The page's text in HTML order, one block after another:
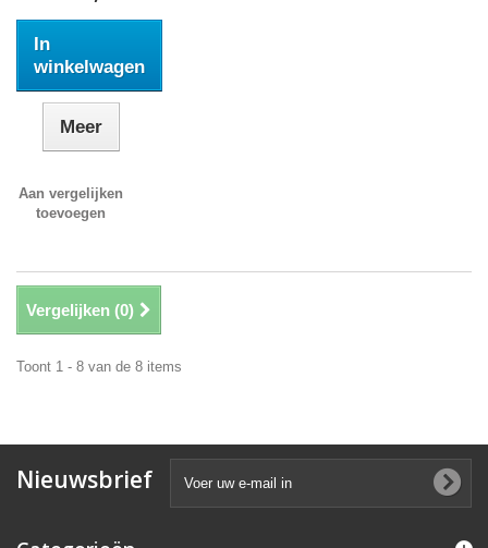
In
winkelwagen
Meer
Aan vergelijken
toevoegen
Vergelijken (0)
Toont 1 - 8 van de 8 items
Nieuwsbrief